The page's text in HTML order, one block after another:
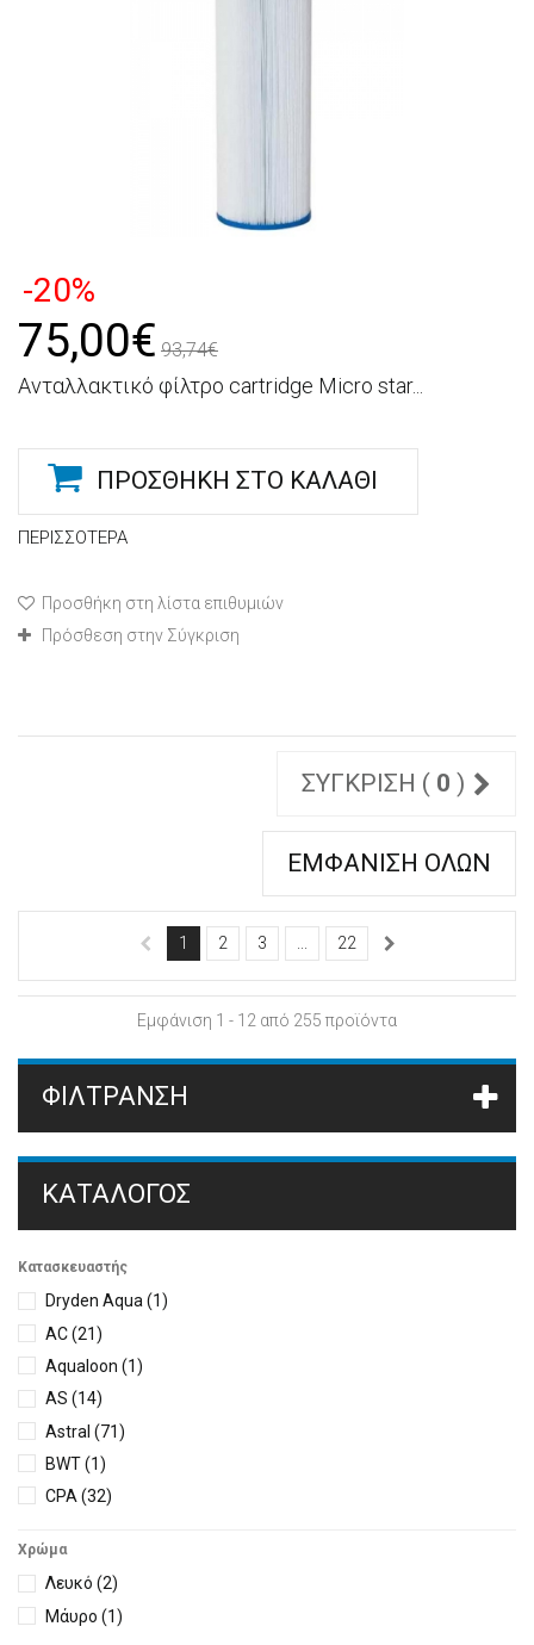
-20%
75,00€ 93,74€
Ανταλλακτικό φίλτρο cartridge Micro star...
ΠΡΟΣΘΉΚΗ ΣΤΟ ΚΑΛΆΘΙ
ΠΕΡΙΣΣΌΤΕΡΑ
Προσθήκη στη λίστα επιθυμιών
Πρόσθεση στην Σύγκριση
ΣΎΓΚΡΙΣΗ ( 0 )
ΕΜΦΆΝΙΣΗ ΌΛΩΝ
1 2 3 ... 22
Εμφάνιση 1 - 12 από 255 προϊόντα
ΦΊΛΤΡΑΝΣΗ
ΚΑΤΆΛΟΓΟΣ
Κατασκευαστής
Dryden Aqua(1)
AC(21)
Aqualoon (1)
AS (14)
Astral (71)
BWT(1)
CPA (32)
Emaux
Filtrinov(4)
Graf(6)
Χρώμα
Λευκό (2)
Μάυρο (1)